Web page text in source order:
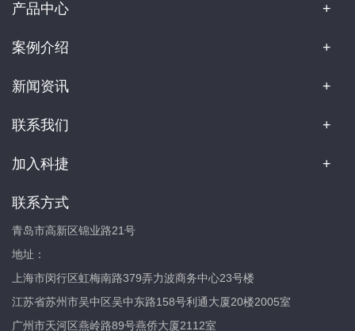
产品中心
案例介绍
新闻资讯
联系我们
加入科捷
联系方式
青岛市高新区锦业路21号
地址：
上海市闵行区虹梅南路379弄力波商务中心23号楼
江苏省苏州市吴中区吴中东路158号利通大厦20楼2005室
广州市天河区燕岭路89号燕侨大厦2112室